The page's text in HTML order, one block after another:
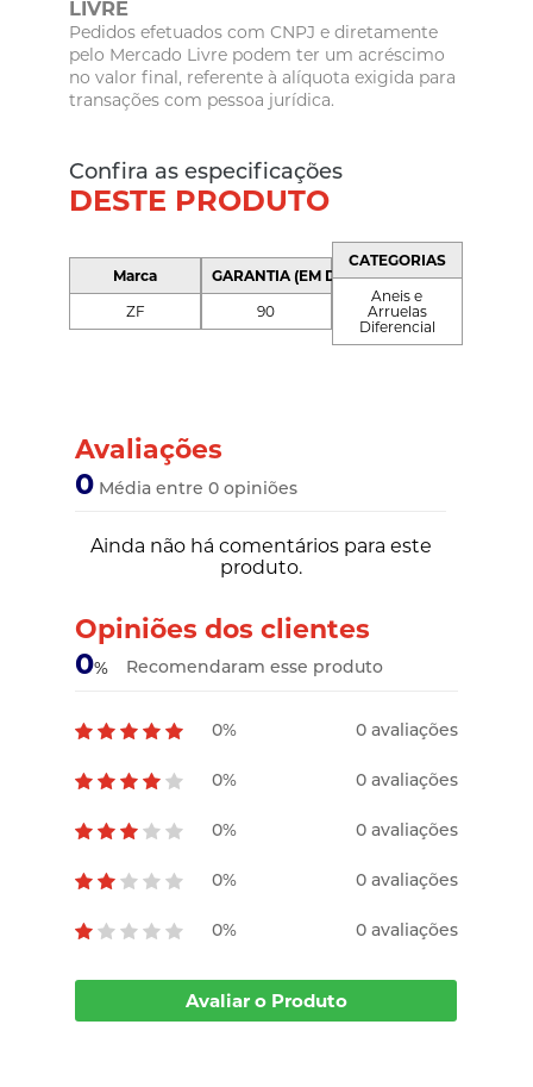
LIVRE
Pedidos efetuados com CNPJ e diretamente
pelo Mercado Livre podem ter um acréscimo
no valor final, referente à alíquota exigida para
transações com pessoa jurídica.
Confira as especificações
DESTE PRODUTO
Marca
ZF
GARANTIA (EM DIAS)
90
CATEGORIAS
Aneis e
Arruelas
Diferencial
Avaliações
0 Média entre 0 opiniões
Ainda não há comentários para este
produto.
Opiniões dos clientes
0% Recomendaram esse produto
0% 0 avaliações
0% 0 avaliações
0% 0 avaliações
0% 0 avaliações
0% 0 avaliações
Avaliar o Produto